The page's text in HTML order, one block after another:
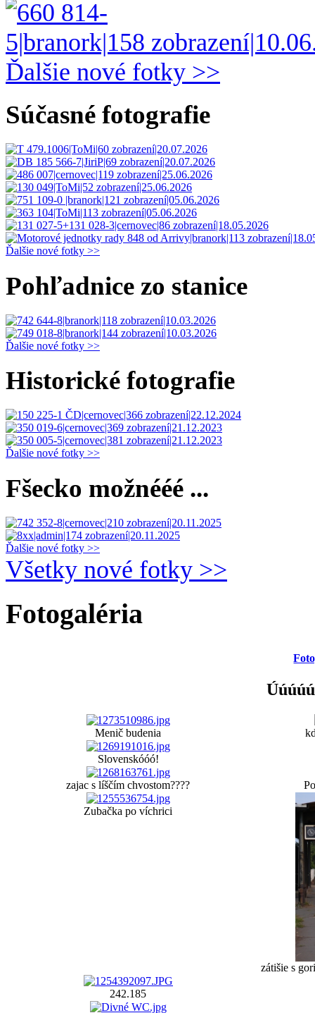
Ďalšie nové fotky >>
Súčasné fotografie
Ďalšie nové fotky >>
Pohľadnice zo stanice
Ďalšie nové fotky >>
Historické fotografie
Ďalšie nové fotky >>
Fšecko možnééé ...
Ďalšie nové fotky >>
Všetky nové fotky >>
Fotogaléria
Menič budenia
Slovenskóóó!
zajac s líščím chvostom????
Zubačka po víchrici
zátišie s
242.185